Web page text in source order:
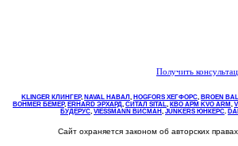
Получить
KLINGER КЛИНГЕР, NAVAL НАВАЛ , НOGFORS ХЕГФОРС, BROEN
BOHMER БЕМЕР, ERHARD ЭРХАРД, СИТАЛ SITAL, КВО АРМ KVO ARM,
БУДЕРУС, VIESSMANN ВИСМАН , JUNKERS ЮНКЕРС.
Сайт охраняется законом об авторских